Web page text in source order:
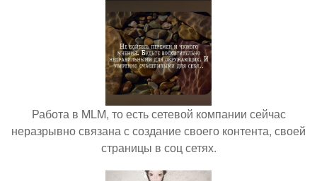
Работа в MLM, то есть сетевой компании сейчас
неразрывно связана с создание своего контента, своей
страницы в соц сетях.